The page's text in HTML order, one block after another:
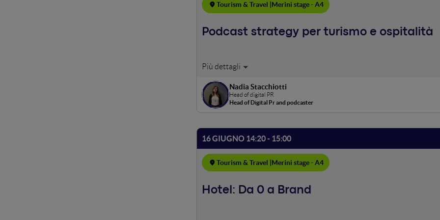
Tourism & Travel | Merini stage - A4
Podcast strategy per turismo e ospitalità
In un mondo social che corre sempre più veloce, com'è possibile
strutture ricettive ed enti turistici possano utilizzare l'audio per
viaggiatori.
Nadia Stacchiotti
Head of digital PR
Head of Digital Pr and podcaster
16 GIUGNO 14:20 - 15:00
Tourism & Travel | Merini stage - A4
Hotel: Da 0 a Brand